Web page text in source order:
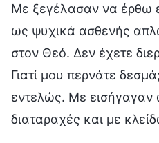
Με ξεγέλασαν να έρθω
ως ψυχικά ασθενής
στον Θεό. Δεν έχετε
Γιατί μου περνάτε
εντελώς. Με
διαταραχές και με